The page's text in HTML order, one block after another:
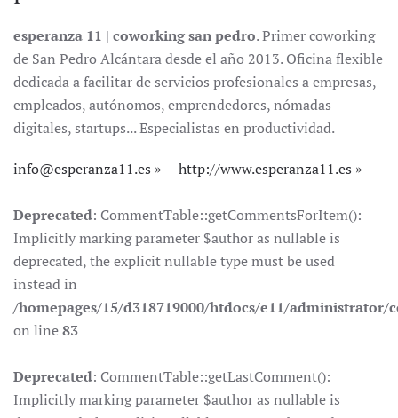
esperanza 11 | coworking san pedro. Primer coworking
de San Pedro Alcántara desde el año 2013. Oficina flexible
dedicada a facilitar de servicios profesionales a empresas,
empleados, autónomos, emprendedores, nómadas
digitales, startups... Especialistas en productividad.
info@esperanza11.es http://www.esperanza11.es
Deprecated: CommentTable::getCommentsForItem():
Implicitly marking parameter $author as nullable is
deprecated, the explicit nullable type must be used
instead in
/homepages/15/d318719000/htdocs/e11/
on line83
Deprecated: CommentTable::getLastComment():
Implicitly marking parameter $author as nullable is